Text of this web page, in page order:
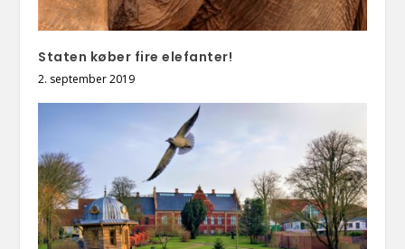
Staten køber fire elefanter!
2. september 2019